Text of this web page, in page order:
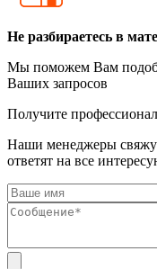
Не разбираетесь в
Мы поможем Вам
Ваших запросов
Получите
Наши менеджеры
ответят на все